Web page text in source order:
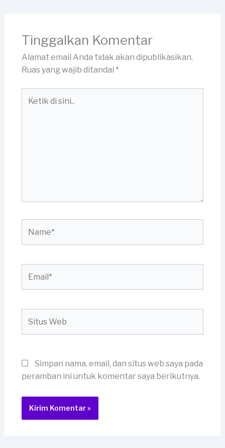
Tinggalkan Komentar
Alamat email Anda tidak akan dipublikasikan.
Ruas yang wajib ditandai *
Web
Simpan nama, email, dan situs web saya pada
peramban ini untuk komentar saya berikutnya.